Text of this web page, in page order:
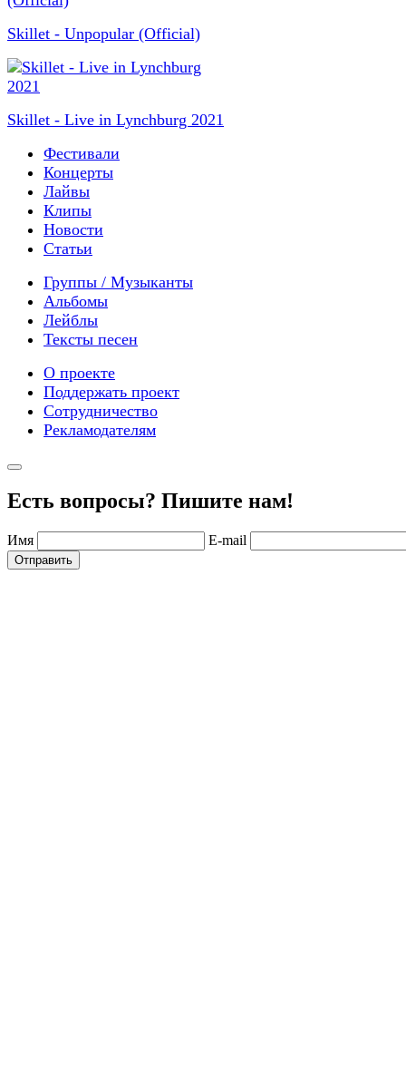
Skillet - Unpopular (Official)
Skillet - Live in Lynchburg 2021
Фестивали
Концерты
Лайвы
Клипы
Новости
Статьи
Группы / Музыканты
Альбомы
Лейблы
Тексты песен
О проекте
Поддержать проект
Сотрудничество
Рекламодателям
Есть вопросы? Пишите нам!
Имя E-mail